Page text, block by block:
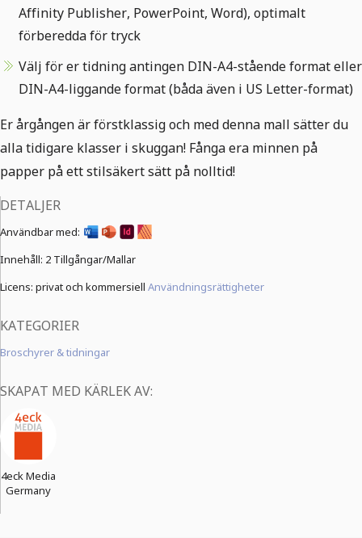
Affinity Publisher, PowerPoint, Word), optimalt
förberedda för tryck
Välj för er tidning antingen DIN-A4-stående format eller
DIN-A4-liggande format (båda även i US Letter-format)
Er årgången är förstklassig och med denna mall sätter du
alla tidigare klasser i skuggan! Fånga era minnen på
papper på ett stilsäkert sätt på nolltid!
DETALJER
Användbar med:
Innehåll: 2 Tillgångar/Mallar
Licens: privat och kommersiell Användningsrättigheter
KATEGORIER
Broschyrer & tidningar
SKAPAT MED KÄRLEK AV:
4eck Media
Germany